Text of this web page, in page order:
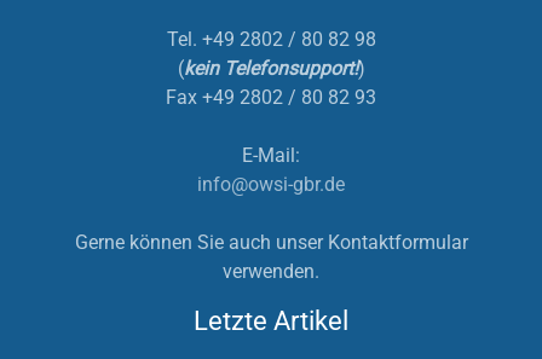
Tel. +49 2802 / 80 82 98
(kein Telefonsupport!)
Fax +49 2802 / 80 82 93
E-Mail:
info@owsi-gbr.de
Gerne können Sie auch unser Kontaktformular
verwenden.
Letzte Artikel